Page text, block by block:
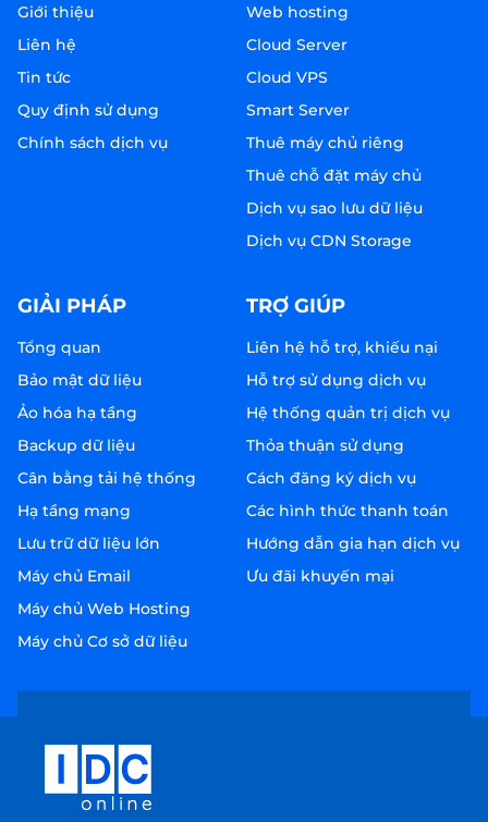
Giới thiệu
Liên hệ
Tin tức
Quy định sử dụng
Chính sách dịch vụ
Web hosting
Cloud Server
Cloud VPS
Smart Server
Thuê máy chủ riêng
Thuê chỗ đặt máy chủ
Dịch vụ sao lưu dữ liệu
Dịch vụ CDN Storage
GIẢI PHÁP
Tổng quan
Bảo mật dữ liệu
Ảo hóa hạ tầng
Backup dữ liệu
Cân bằng tải hệ thống
Hạ tầng mạng
Lưu trữ dữ liệu lớn
Máy chủ Email
Máy chủ Web Hosting
Máy chủ Cơ sở dữ liệu
TRỢ GIÚP
Liên hệ hỗ trợ, khiếu nại
Hỗ trợ sử dụng dịch vụ
Hệ thống quản trị dịch vụ
Thỏa thuận sử dụng
Cách đăng ký dịch vụ
Các hình thức thanh toán
Hướng dẫn gia hạn dịch vụ
Ưu đãi khuyến mại